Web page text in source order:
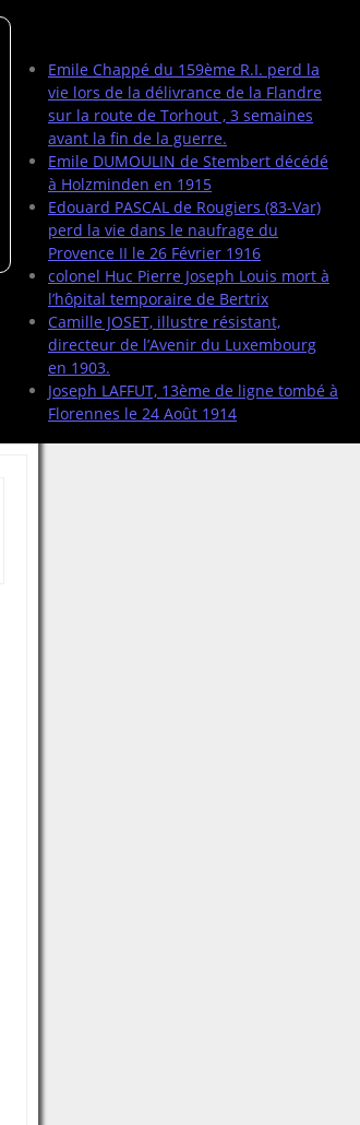
Emile Chappé du 159ème R.I. perd la
vie lors de la délivrance de la Flandre
sur la route de Torhout , 3 semaines
avant la fin de la guerre.
Emile DUMOULIN de Stembert décédé
à Holzminden en 1915
Edouard PASCAL de Rougiers (83-Var)
perd la vie dans le naufrage du
Provence II le 26 Février 1916
colonel Huc Pierre Joseph Louis mort à
l’hôpital temporaire de Bertrix
Camille JOSET, illustre résistant,
directeur de l’Avenir du Luxembourg
en 1903.
Joseph LAFFUT, 13ème de ligne tombé à
Florennes le 24 Août 1914